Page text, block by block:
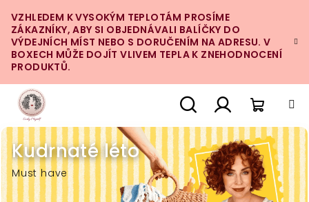
na
obsah
VZHLEDEM K VYSOKÝM TEPLOTÁM PROSÍME
ZÁKAZNÍKY, ABY SI OBJEDNÁVALI BALÍČKY DO
VÝDEJNÍCH MÍST NEBO S DORUČENÍM NA ADRESU. V
BOXECH MŮŽE DOJÍT VLIVEM TEPLA K ZNEHODNOCENÍ
PRODUKTŮ.
HledatPřihlášení
košík
Kudrnaté léto
Must have